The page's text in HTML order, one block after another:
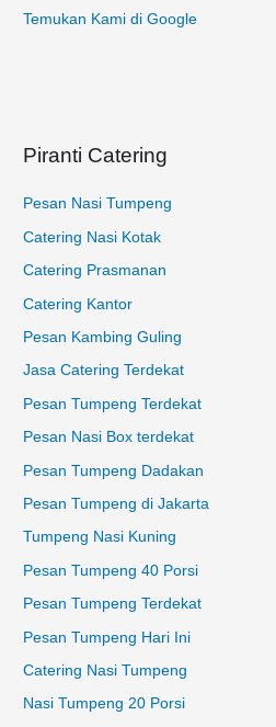
u
Temukan Kami di Google
Piranti Catering
Pesan Nasi Tumpeng
Catering Nasi Kotak
Catering Prasmanan
Catering Kantor
Pesan Kambing Guling
Jasa Catering Terdekat
Pesan Tumpeng Terdekat
Pesan Nasi Box terdekat
Pesan Tumpeng Dadakan
Pesan Tumpeng di Jakarta
Tumpeng Nasi Kuning
Pesan Tumpeng 40 Porsi
Pesan Tumpeng Terdekat
Pesan Tumpeng Hari Ini
Catering Nasi Tumpeng
Nasi Tumpeng 20 Porsi